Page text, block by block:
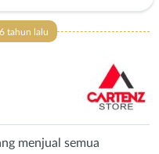
tahun lalu
menjual semua